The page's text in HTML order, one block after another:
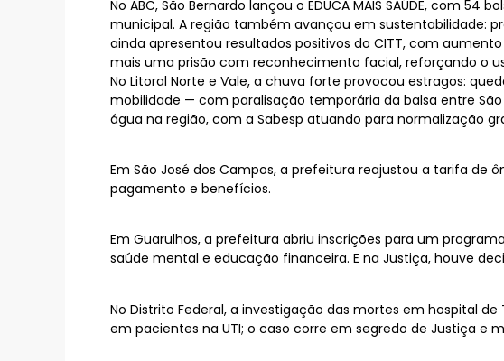
No ABC, São Bernardo lançou o EDUCA MAIS SAÚDE, com
municipal. A região também avançou em sustentabilidade:
ainda apresentou resultados positivos do CITT, com
mais uma prisão com reconhecimento facial, reforçando o
No Litoral Norte e Vale, a chuva forte provocou estragos:
mobilidade — com paralisação temporária da balsa entre
água na região, com a Sabesp atuando para normalização
Em São José dos Campos, a prefeitura reajustou a tarifa de
pagamento e benefícios.
Em Guarulhos, a prefeitura abriu inscrições para um
saúde mental e educação financeira. E na Justiça, houve
No Distrito Federal, a investigação das mortes em hospital
em pacientes na UTI; o caso corre em segredo de Justiça e